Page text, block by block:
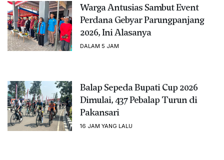
Warga Antusias Sambut Event
Perdana Gebyar Parungpanjang
2026, Ini Alasanya
DALAM 5 JAM
Balap Sepeda Bupati Cup 2026
Dimulai, 437 Pebalap Turun di
Pakansari
16 JAM YANG LALU